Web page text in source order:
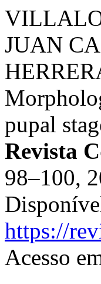
JUAN
pupal
Revista
98–100,
https://
Acesso